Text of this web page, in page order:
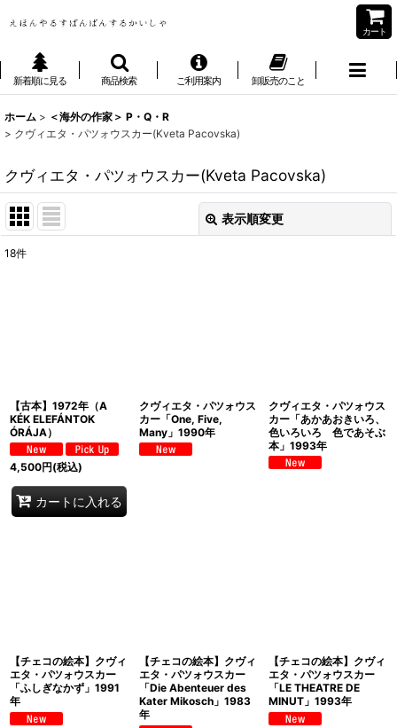
カート
新着順に見る 商品検索 ご利用案内 卸販売のこと
ホーム > ＜海外の作家＞ P・Q・R
> クヴィエタ・パツォウスカー(Kveta Pacovska)
クヴィエタ・パツォウスカー(Kveta Pacovska)
表示順変更
18件
【古本】1972年（A
KÉK ELEFÁNTOK
ÓRÁJA）
4,500円(税込)
カートに入れる
クヴィエタ・パツォウス
カー「One, Five,
Many」1990年
クヴィエタ・パツォウス
カー「あかあおきいろ、
色いろいろ 色であそぶ
本」1993年
【チェコの絵本】クヴィ
エタ・パツォウスカー
「ふしぎなかず」1991
年
【チェコの絵本】クヴィ
エタ・パツォウスカー
「Die Abenteuer des
Kater Mikosch」1983
年
【チェコの絵本】クヴィ
エタ・パツォウスカー
「LE THEATRE DE
MINUT」1993年